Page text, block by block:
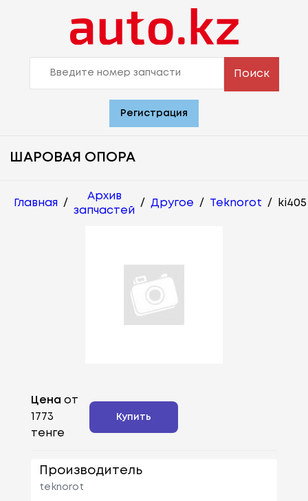
Поиск
Регистрация
ШАРОВАЯ ОПОРА
Главная /
Архив
запчастей
/ Другое / Teknorot / ki405
Цена от
1773
тенге
Купить
Производитель
teknorot